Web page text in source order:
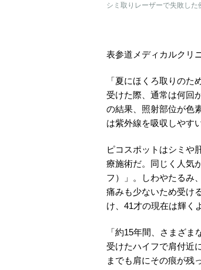
シミ取りレーザーで失敗した
表参道メディカルクリ
「夏にほくろ取りの
受けた際、通常は何回
の結果、照射部位が色
は紫外線を吸収しやす
ピコスポットはシミや
療施術だ。同じく人気
フ）」。しわやたるみ
痛みも少ないため受け
け、41才の現在は輝く
「約15年間、さまざ
受けたハイフで肩付近
までも肩にその痕が残